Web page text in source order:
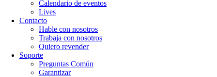
Calendario de eventos
Lives
Contacto
Hable con nosotros
Trabaja con nosotros
Quiero revender
Soporte
Preguntas Común
Garantizar